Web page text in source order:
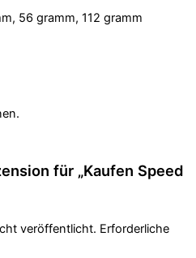
56 gramm, 112 gramm
für „Kaufen Speed
veröffentlicht. Erforderliche